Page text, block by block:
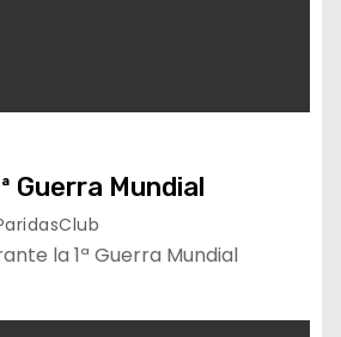
Guerra Mundial
la 1ª Guerra Mundial